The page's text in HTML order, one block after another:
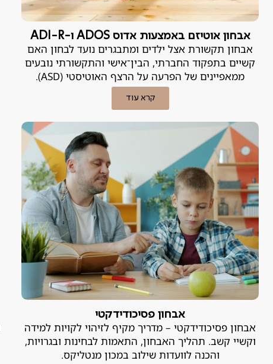
אבחון אוטיזם באמצעות אדוס ADOS ו-ADI-R
אבחון תקשורת אצל ילדים ומתבגרים נועד לבחון האם
קשיים בתפקוד החברתי, הבין־אישי והתקשורתי נובעים
ממאפיינים של הפרעה על הרצף האוטיסטי (ASD).
קרא עוד
אבחון פסיכודידקטי
אבחון פסיכודידקטי – מדריך מקיף לזיהוי לקויות למידה
וקשיי קשב. תהליך האבחון, התאמות לבחינות ובגרויות,
והכנה לוועדות שילוב במכון מנטליקס.